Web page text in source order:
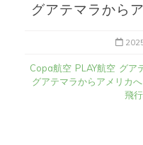
グアテマラから
Copa航空 PLAY航空 グア
グアテマラからアメリカへ
飛